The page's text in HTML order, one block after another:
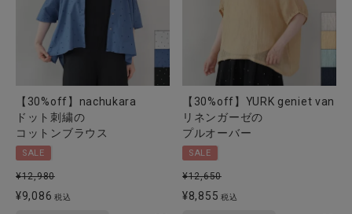
【30%off】nachukara
ドット刺繍の
コットンブラウス
SALE
¥12,980
¥9,086 税込
【30%off】YURK geniet van
リネンガーゼの
プルオーバー
SALE
¥12,650
¥8,855 税込